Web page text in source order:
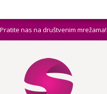
Pratite nas na društvenim mrežama!